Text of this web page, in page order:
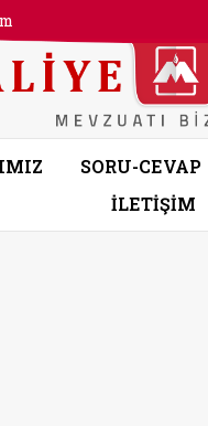
SORU-CEVAP
İLETİŞİM